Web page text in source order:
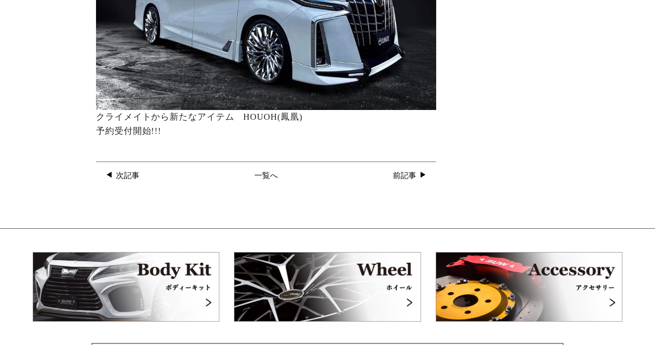
クライメイトから新たなアイテム HOUOH(鳳凰)
予約受付開始!!!
次記事 一覧へ 前記事